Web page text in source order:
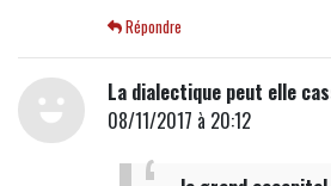
Répondre
La dialectique peut elle
08/11/2017 à 20:12